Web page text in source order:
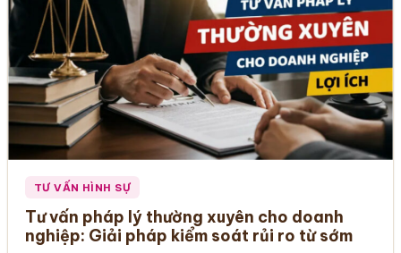
TƯ VẤN HÌNH SỰ
Tư vấn pháp lý thường xuyên cho doanh
nghiệp: Giải pháp kiểm soát rủi ro từ sớm